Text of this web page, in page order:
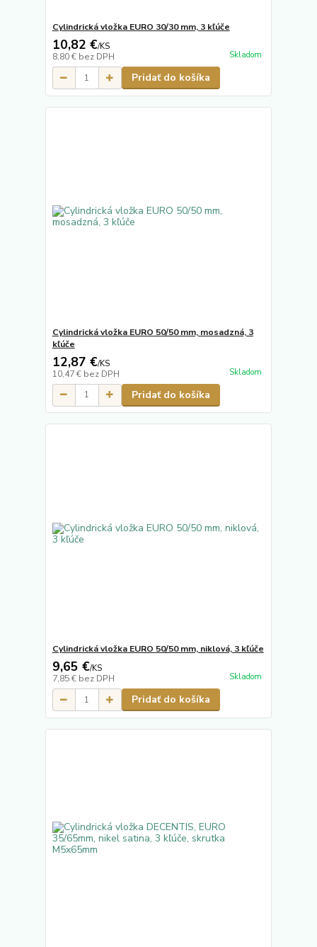
Cylindrická vložka EURO 30/30 mm, 3 kľúče
10,82 €/KS
8,80 € bez DPH Skladom
Pridať do košíka
Cylindrická vložka EURO 50/50 mm, mosadzná, 3
kľúče
12,87 €/KS
10,47 € bez DPH Skladom
Pridať do košíka
Cylindrická vložka EURO 50/50 mm, niklová, 3 kľúče
9,65 €/KS
7,85 € bez DPH Skladom
Pridať do košíka